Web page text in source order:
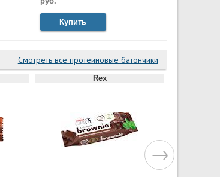
Купить
Смотреть все протеиновые батончики
Rex